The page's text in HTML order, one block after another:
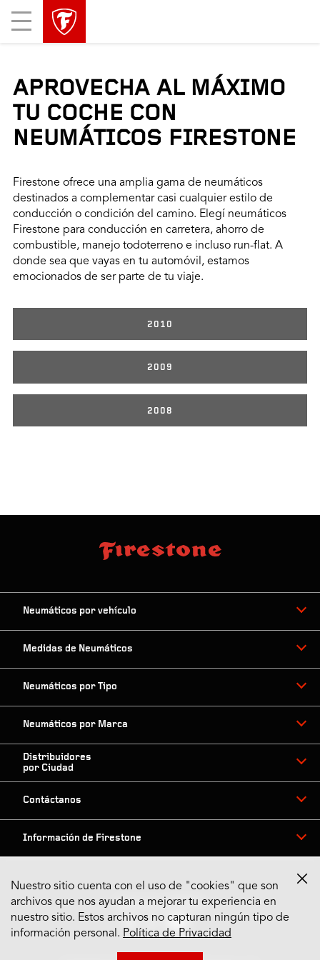
Mobile
Menu
APROVECHA AL MÁXIMO
TU COCHE CON
NEUMÁTICOS FIRESTONE
Firestone ofrece una amplia gama de neumáticos
destinados a complementar casi cualquier estilo de
conducción o condición del camino. Elegí neumáticos
Firestone para conducción en carretera, ahorro de
combustible, manejo todoterreno e incluso run-flat. A
donde sea que vayas en tu automóvil, estamos
emocionados de ser parte de tu viaje.
2010
2009
2008
Neumáticos por vehículo
Medidas de Neumáticos
Neumáticos por Tipo
Neumáticos por Marca
Distribuidores
por Ciudad
Contáctanos
Información de Firestone
Síguenos en Redes
Nuestro sitio cuenta con el uso de "cookies" que son
archivos que nos ayudan a mejorar tu experiencia en
nuestro sitio. Estos archivos no capturan ningún tipo de
información personal. Política de Privacidad